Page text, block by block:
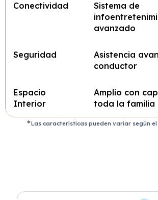
Conectividad
Sistema de
avanzado
Seguridad
Asistencia
conductor
Espacio
Interior
Amplio con
toda la familia
Las características pueden variar según